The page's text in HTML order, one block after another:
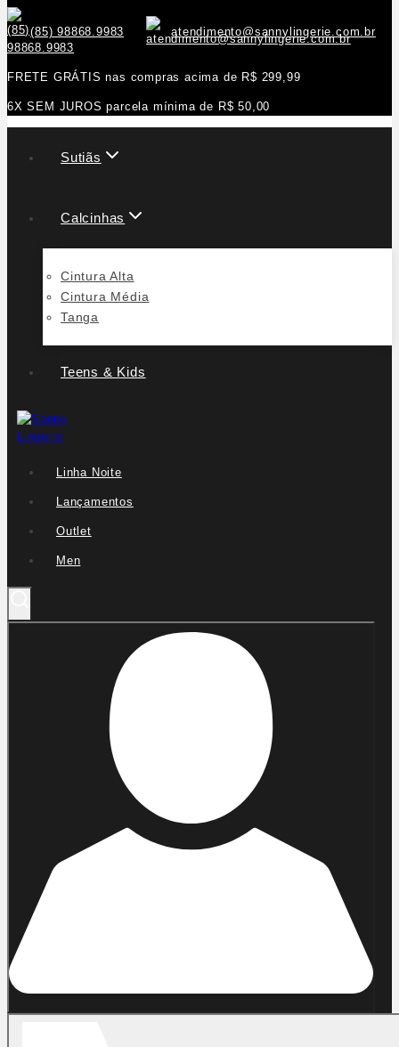
(85) 98868.9983 atendimento@sannylingerie.com.br
FRETE GRÁTIS nas compras acima de R$ 299,99
6X SEM JUROS parcela mínima de R$ 50,00
Sutiãs
Calcinhas
Cintura Alta
Cintura Média
Tanga
Teens & Kids
Linha Noite
Lançamentos
Outlet
Men